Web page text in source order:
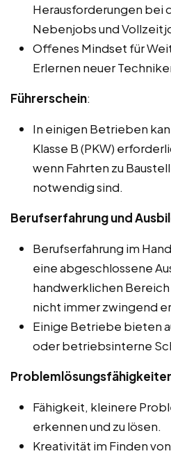
Herausforderungen bei
Nebenjobs und
Offenes Mindset für
Erlernen neuer
Führerschein:
In einigen Betrieben
Klasse B (PKW)
wenn Fahrten zu
notwendig sind.
Berufserfahrung und
Berufserfahrung im
eine abgeschlossene
handwerklichen
nicht immer zwingend
Einige Betriebe bieten
oder betriebsinterne
Fähigkeit, kleinere
erkennen und zu lösen.
Kreativität im Finden